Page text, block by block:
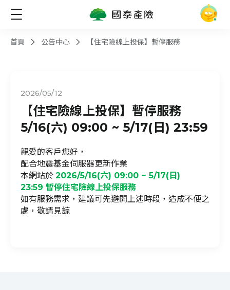
首頁 公告中心 【住宅險線上投保】暫停服務
2026/05/12
【住宅險線上投保】暫停服務
5/16(六) 09:00 ~ 5/17(日) 23:59
親愛的客戶您好，
配合地震基金伺服器更新作業
本網站於 2026/5/16(六) 09:00 ~ 5/17(日)
23:59 暫停住宅險線上投保服務
如有服務需求，建議可先避開上述時段，造成不便之
處，敬請見諒